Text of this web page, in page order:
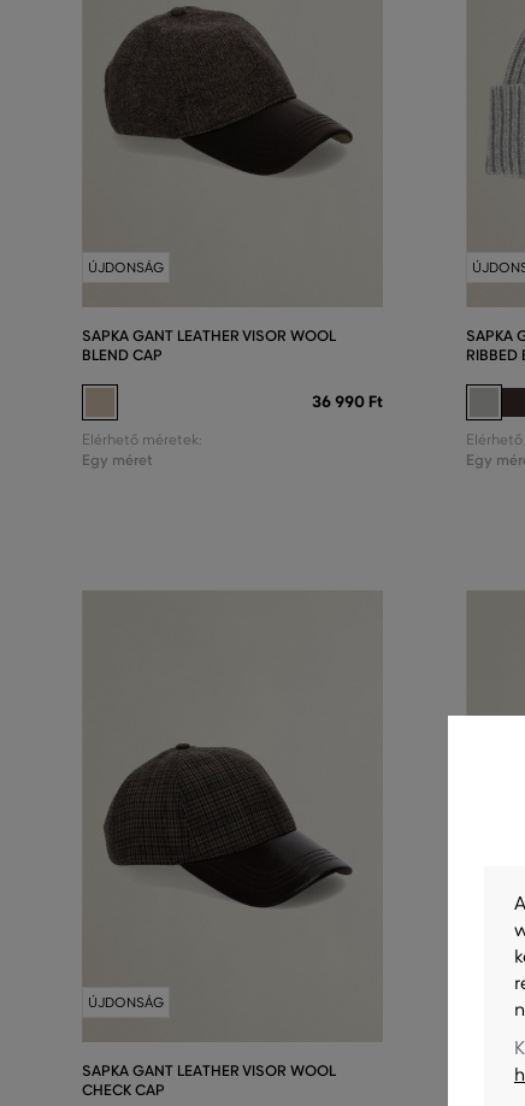
ÚJDONSÁG
SAPKA GANT LEATHER VISOR WOOL
BLEND CAP
36 990 Ft
Elérhető méretek:
Egy méret
SAPKA
RIBBED
Egy
ÚJDONSÁG
SAPKA GANT LEATHER VISOR WOOL
CHECK CAP
SAPKA